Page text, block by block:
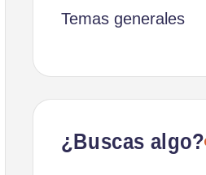
Temas generales
¿Buscas algo?